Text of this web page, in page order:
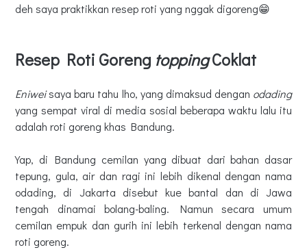
deh saya praktikkan resep roti yang nggak digoreng😁
Resep Roti Goreng toppingCoklat
Eniweisaya baru tahu lho, yang dimaksud dengan odading
yang sempat viral di media sosial beberapa waktu lalu itu
adalah roti goreng khas Bandung.
Yap, di Bandung cemilan yang dibuat dari bahan dasar
tepung, gula, air dan ragi ini lebih dikenal dengan nama
odading, di Jakarta disebut kue bantal dan di Jawa
tengah dinamai bolang-baling. Namun secara umum
cemilan empuk dan gurih ini lebih terkenal dengan nama
roti goreng.